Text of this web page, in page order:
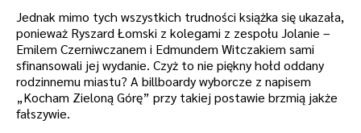
Jednak mimo tych wszystkich trudności książka się ukazała,
ponieważ Ryszard Łomski z kolegami z zespołu Jolanie –
Emilem Czerniwczanem i Edmundem Witczakiem sami
sfinansowali jej wydanie. Czyż to nie piękny hołd oddany
rodzinnemu miastu? A billboardy wyborcze z napisem
„Kocham Zieloną Górę” przy takiej postawie brzmią jakże
fałszywie.